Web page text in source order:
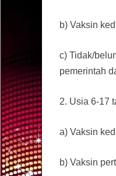
b) Vaksin
c) Tidak/
pemerintah
2. Usia 6-17
a) Vaksin
b) Vaksin